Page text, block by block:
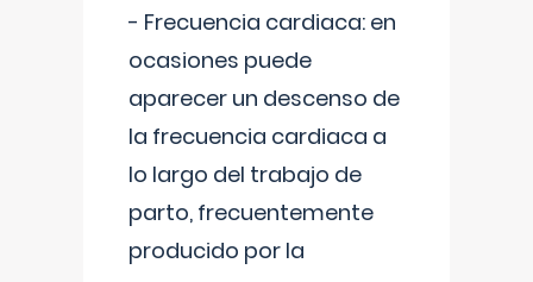
- Frecuencia cardiaca: en
ocasiones puede
aparecer un descenso de
la frecuencia cardiaca a
lo largo del trabajo de
parto, frecuentemente
producido por la